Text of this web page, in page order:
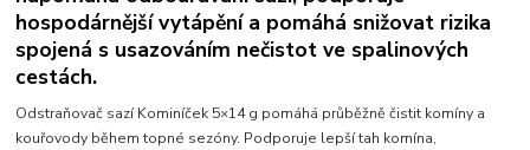
hospodárnější vytápění a pomáhá snižovat rizika
spojená s usazováním nečistot ve spalinových
cestách.
Odstraňovač sazí Kominíček 5×14 g pomáhá průběžně čistit komíny a
kouřovody během topné sezóny. Podporuje lepší tah komína,